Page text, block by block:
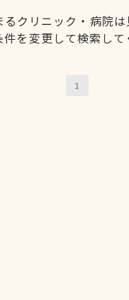
クリニック・病院は
を変更して検索して
1